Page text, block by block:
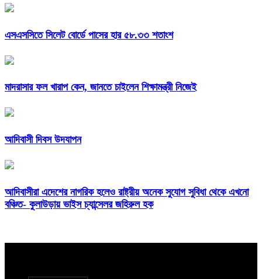
এসএসসিতে সিলেট বোর্ডে পাসের হার ৫৮.৩৩ শতাংশ
মাদরাসার ফল খারাপ কেন, জানতে চাইলেন শিক্ষামন্ত্রী নিজেই
আদিবাসী দিবস উদযাপন
আদিবাসীরা এদেশের নাগরিক হলেও রাষ্ট্রীয় অনেক সুযোগ সুবিধা থেকে এখনো
বঞ্চিত- কুলাউড়ায় ভাইস চ্যান্সেলর জহিরুল হক